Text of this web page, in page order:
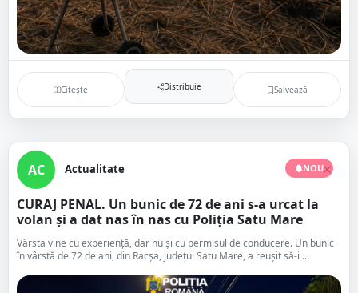
Citește Distribuie Salvează
NOU
AC Actualitate
CURAJ PENAL. Un bunic de 72 de ani s-a urcat la
volan și a dat nas în nas cu Poliția Satu Mare
Vârsta vine cu experiență, dar nu și cu permisul de conducere. Un bunic
în vârstă de 72 de ani, din Racșa, județul Satu Mare, a reușit să-i ...